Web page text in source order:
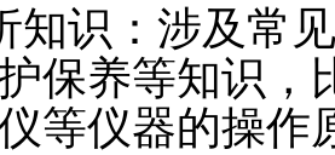
知识：涉及常
保养等知识，
等仪器的操作